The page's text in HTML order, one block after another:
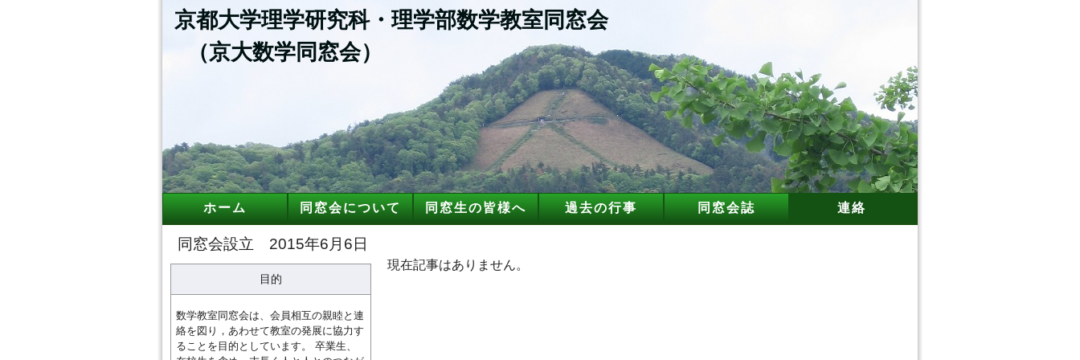
京都大学理学研究科・理学部数学教室同窓会
（京大数学同窓会）
ホーム 同窓会について 同窓生の皆様へ 過去の行事 同窓会誌 連絡
同窓会設立 2015年6月6日
目的
数学教室同窓会は、会員相互の親睦と連
絡を図り，あわせて教室の発展に協力す
ることを目的としています。 卒業生、
現在記事はありません。